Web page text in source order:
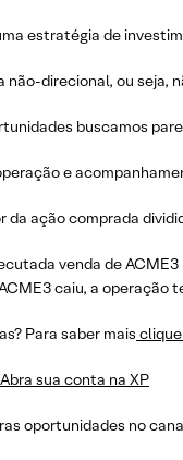
estratégia de
não-direcional, ou seja,
buscamos
e
da ação comprada
venda de
caiu, a operação
Para saber mais
Abra sua conta na XP
oportunidades no